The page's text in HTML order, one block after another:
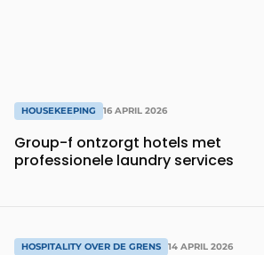
HOUSEKEEPING 16 APRIL 2026
Group-f ontzorgt hotels met
professionele laundry services
HOSPITALITY OVER DE GRENS 14 APRIL 2026